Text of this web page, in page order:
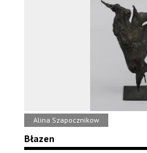
Alina Szapocznikow
Błazen